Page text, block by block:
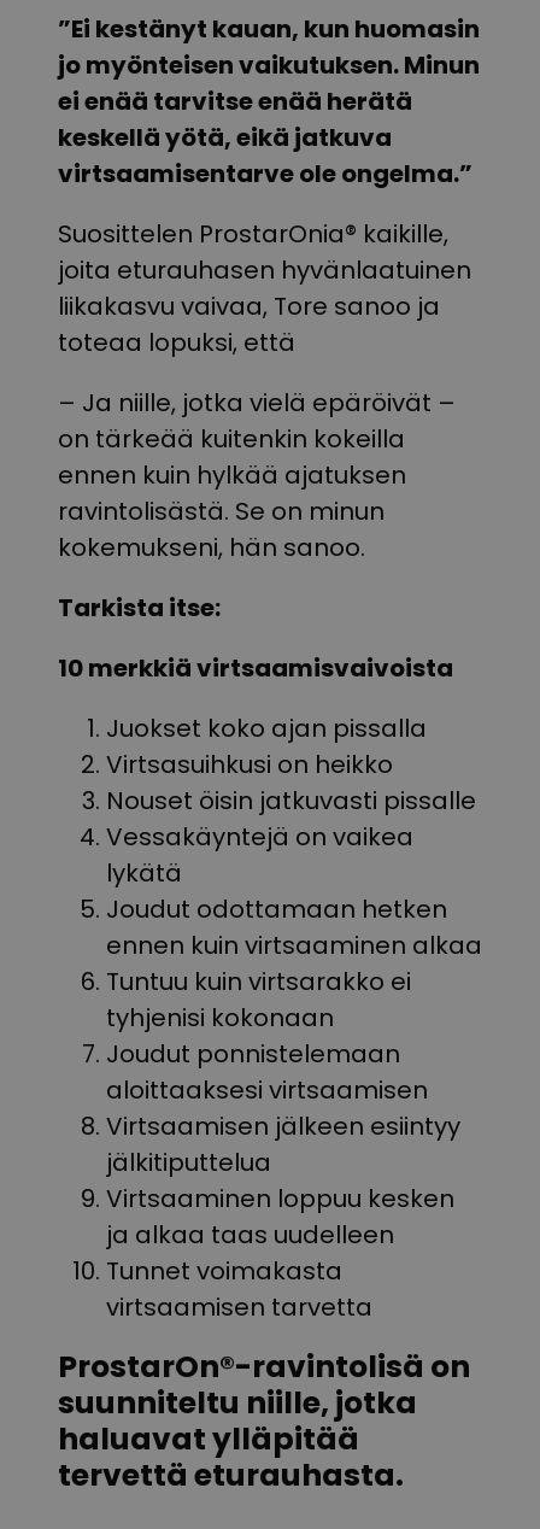
”Ei kestänyt kauan, kun huomasin
jo myönteisen vaikutuksen. Minun
ei enää tarvitse enää herätä
keskellä yötä, eikä jatkuva
virtsaamisentarve ole ongelma.”
Suosittelen ProstarOnia® kaikille,
joita eturauhasen hyvänlaatuinen
liikakasvu vaivaa, Tore sanoo ja
toteaa lopuksi, että
– Ja niille, jotka vielä epäröivät –
on tärkeää kuitenkin kokeilla
ennen kuin hylkää ajatuksen
ravintolisästä. Se on minun
kokemukseni, hän sanoo.
Tarkista itse:
10 merkkiä virtsaamisvaivoista
Juokset koko ajan pissalla
Virtsasuihkusi on heikko
Nouset öisin jatkuvasti pissalle
Vessakäyntejä on vaikea
lykätä
Joudut odottamaan hetken
ennen kuin virtsaaminen alkaa
Tuntuu kuin virtsarakko ei
tyhjenisi kokonaan
Joudut ponnistelemaan
aloittaaksesi virtsaamisen
Virtsaamisen jälkeen esiintyy
jälkitiputtelua
Virtsaaminen loppuu kesken
ja alkaa taas uudelleen
Tunnet voimakasta
virtsaamisen tarvetta
ProstarOn®-ravintolisä on
suunniteltu niille, jotka
haluavat ylläpitää
tervettä eturauhasta.